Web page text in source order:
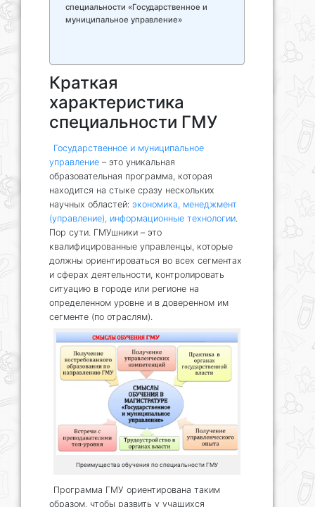
специальности «Государственное и
муниципальное управление»
Краткая
характеристика
специальности ГМУ
Государственное и муниципальное
управление – это уникальная
образовательная программа, которая
находится на стыке сразу нескольких
научных областей: экономика, менеджмент
(управление), информационные технологии.
Пор сути. ГМУшники – это
квалифицированные управленцы, которые
должны ориентироваться во всех сегментах
и сферах деятельности, контролировать
ситуацию в городе или регионе на
определенном уровне и в доверенном им
сегменте (по отраслям).
Преимущества обучения по специальности ГМУ
Программа ГМУ ориентирована таким
образом, чтобы развить у учащихся